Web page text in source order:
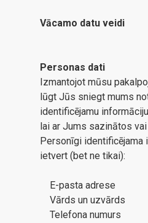
Vācamo datu veidi
Personas dati
Izmantojot mūsu
lūgt Jūs sniegt mums
identificējamu
lai ar Jums sazinātos
Personīgi identificējama
ietvert (bet ne tikai):
E-pasta adrese
Vārds un uzvārds
Telefona numurs